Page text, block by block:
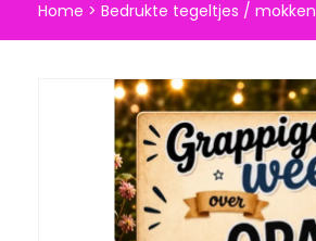
Home > Bedrukte tegeltjes / mokken